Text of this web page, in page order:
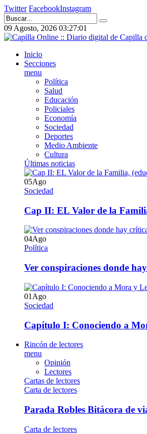
Twitter FacebookInstagram
09 Agosto, 2026 03:27:02
Inicio
Secciones
menu
Política
Salud
Educación
Policiales
Economía
Sociedad
Deportes
Medio Ambiente
Cultura
Últimas noticias
05Ago
Sociedad
Cap II: EL Valor de la
04Ago
Política
Ver conspiraciones donde
01 Ago
Sociedad
Capítulo I: Conociendo a
Rincón de lectores
menu
Opinión
Lectores
Cartas de lectores
Carta de lectores
Parada Robles Bitácora de
Carta de lectores